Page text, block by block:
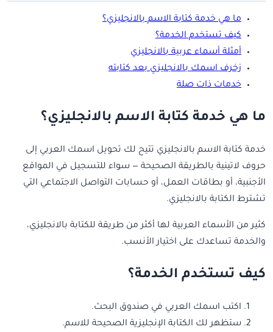
ما هي خدمة كتابة الاسم بالانجليزي؟
كيف تستخدم الخدمة؟
أمثلة أسماء عربية بالانجليزي
زخرف اسمك بالانجليزي بعد كتابته
خدمات ذات صلة
ما هي خدمة كتابة الاسم بالانجليزي؟
خدمة كتابة الاسم بالانجليزي تتيح لك تحويل اسمك العربي إلى
حروف لاتينية بالطريقة الصحيحة — سواء للتسجيل في المواقع
الأجنبية، أو بطاقات العمل، أو حسابات التواصل الاجتماعي التي
تشترط الكتابة بالانجليزي.
كثير من الأسماء العربية لها أكثر من طريقة للكتابة بالانجليزي،
والخدمة تساعدك على اختيار الأنسب.
كيف تستخدم الخدمة؟
اكتب اسمك العربي في صندوق البحث.
ستظهر لك الكتابة الإنجليزية الصحيحة للاسم.